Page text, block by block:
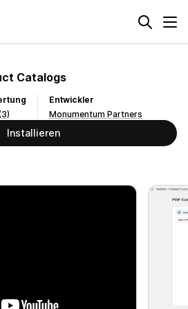
Catalogs
Entwickler
Monumentum Partners
Installieren